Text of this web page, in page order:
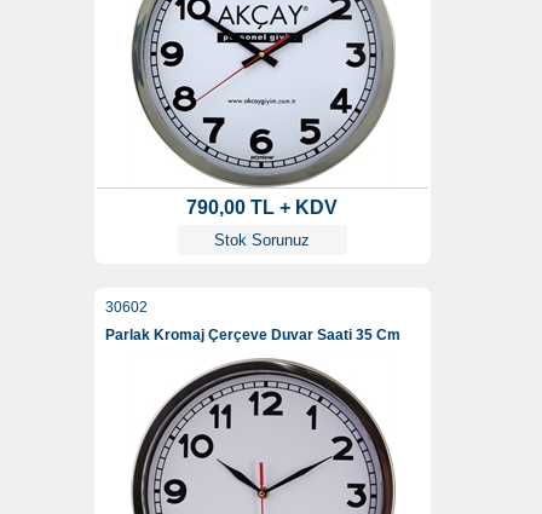
790,00 TL + KDV
Stok Sorunuz
30602
Parlak Kromaj Çerçeve Duvar Saati 35 Cm